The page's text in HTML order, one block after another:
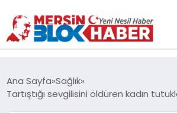
SAĞLIK
Ana Sayfa Sağlık
Tartıştığı sevgilisini öldüren kadın